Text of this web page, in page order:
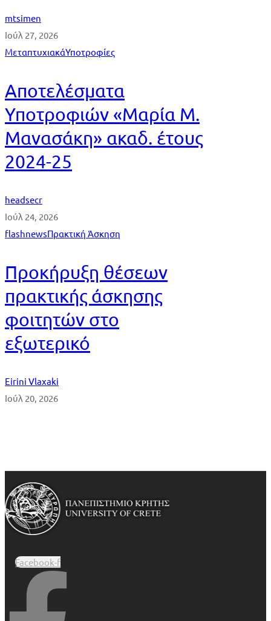
mtsimen
Ιούλ 27, 2026
ΜεταπτυχιακάΥποτροφίες
Αποτελέσματα
Υποτροφιών «Μαρία Μ.
Μανασάκη» ακαδ. έτους
2024-25
headsecr
Ιούλ 24, 2026
flashnewsΠρακτική Άσκηση
Προκήρυξη θέσεων
πρακτικής άσκησης
φοιτητών στο
εξωτερικό
Eirini Vlaxaki
Ιούλ 20, 2026
Facebook-f